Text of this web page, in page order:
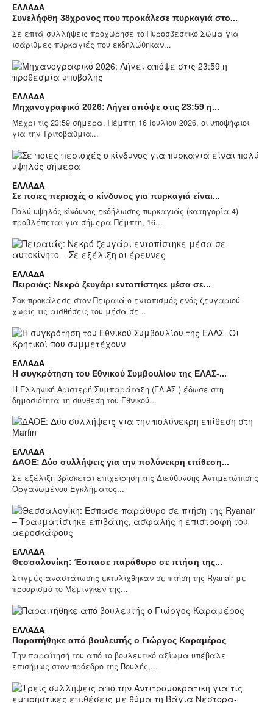
ΕΛΛΆΔΑ
Συνελήφθη 38χρονος που προκάλεσε πυρκαγιά στο...
Σε επτά συλλήψεις προχώρησε το Πυροσβεστικό Σώμα για
ισάριθμες πυρκαγιές που εκδηλώθηκαν...
ΕΛΛΆΔΑ
Μηχανογραφικό 2026: Λήγει απόψε στις 23:59 η...
Μέχρι τις 23:59 σήμερα, Πέμπτη 16 Ιουλίου 2026, οι υποψήφιοι
για την Τριτοβάθμια...
ΕΛΛΆΔΑ
Σε ποιες περιοχές ο κίνδυνος για πυρκαγιά είναι...
Πολύ υψηλός κίνδυνος εκδήλωσης πυρκαγιάς (κατηγορία 4)
προβλέπεται για σήμερα Πέμπτη, 16...
ΕΛΛΆΔΑ
Πειραιάς: Νεκρό ζευγάρι εντοπίστηκε μέσα σε...
Σοκ προκάλεσε στον Πειραιά ο εντοπισμός ενός ζευγαριού
χωρίς τις αισθήσεις του μέσα σε...
ΕΛΛΆΔΑ
Η συγκρότηση του Εθνικού Συμβουλίου της ΕΛΑΣ-...
Η Ελληνική Αριστερή Συμπαράταξη (ΕΛ.ΑΣ.) έδωσε στη
δημοσιότητα τη σύνθεση του Εθνικού...
ΕΛΛΆΔΑ
ΔΑΟΕ: Δύο συλλήψεις για την πολύνεκρη επίθεση...
Σε εξέλιξη βρίσκεται επιχείρηση της Διεύθυνσης Αντιμετώπισης
Οργανωμένου Εγκλήματος...
ΕΛΛΆΔΑ
Θεσσαλονίκη: Έσπασε παράθυρο σε πτήση της...
Στιγμές αναστάτωσης εκτυλίχθηκαν σε πτήση της Ryanair με
προορισμό το Μέμινγκεν της...
ΕΛΛΆΔΑ
Παραιτήθηκε από βουλευτής ο Γιώργος Καραμέρος
Την παραίτησή του από το βουλευτικό αξίωμα υπέβαλε
επισήμως στον πρόεδρο της Βουλής,...